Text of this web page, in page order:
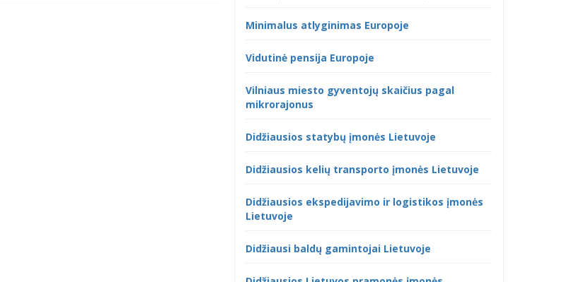
Minimalus atlyginimas Europoje
Vidutinė pensija Europoje
Vilniaus miesto gyventojų skaičius pagal
mikrorajonus
Didžiausios statybų įmonės Lietuvoje
Didžiausios kelių transporto įmonės Lietuvoje
Didžiausios ekspedijavimo ir logistikos įmonės
Lietuvoje
Didžiausi baldų gamintojai Lietuvoje